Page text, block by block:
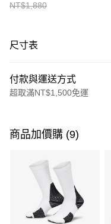
NT$1,880
尺寸表
付款與運送方式
超取滿NT$1,500免運
信用卡一次付款
3 期 0 利率 每期
合作金庫商業銀行
華南商業銀行
上海商業儲蓄銀行
Apple Pay
商品加價購 (9)